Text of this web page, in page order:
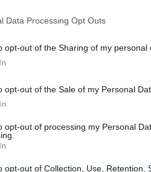
Data Processing Opt Outs
opt-out of the Sharing of my personal
opt-out of the Sale of my Personal
opt-out of processing my Personal
opt-out of Collection, Use, Retention,
στη λεγόμενη «νέα
που βρίσκονται σε
συνεχίζεται